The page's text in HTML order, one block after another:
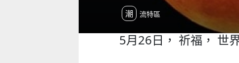
潮流特區
5月26日， 祈福， 世